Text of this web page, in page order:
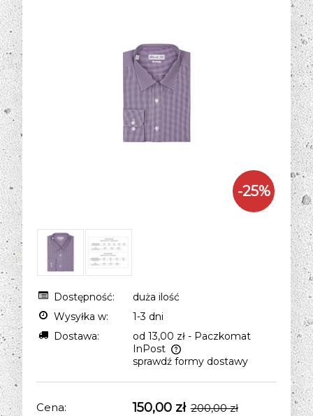
-25%
Dostępność:
duża ilość
Wysyłka w:
1-3 dni
Dostawa:
od 13,00 zł - Paczkomat
InPost
Cena nie zawiera ewentualnych kosztów
sprawdź formy dostawy
Cena: 150,00 zł 200,00 zł